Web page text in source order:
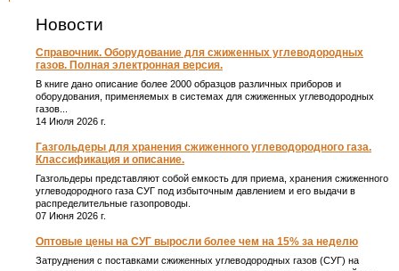
Новости
Справочник. Оборудование для сжиженных углеводородных
газов. Полная электронная версия.
В книге дано описание более 2000 образцов различных приборов и
оборудования, применяемых в системах для сжиженных углеводородных
газов...
14 Июля 2026 г.
Газгольдеры для хранения сжиженного углеводородного газа.
Классификация и описание.
Газгольдеры представляют собой емкость для приема, хранения сжиженного
углеводородного газа СУГ под избыточным давлением и его выдачи в
распределительные газопроводы.
07 Июня 2026 г.
Оптовые цены на СУГ выросли более чем на 15% за неделю
Затруднения с поставками сжиженных углеводородных газов (СУГ) на